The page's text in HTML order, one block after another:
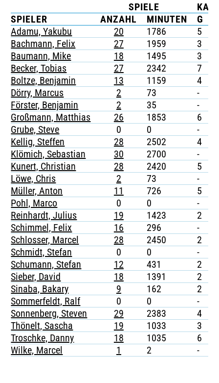
TICKETING
SPIELE
SPIELER
ANZAHL MINUTEN G
Adamu, Yakubu
20 1786 5
Bachmann, Felix
27 1959 3
Baumann, Mike
18 1495 3
Becker, Tobias
27 2342 7
Boltze, Benjamin
13 1159 4
Dörry, Marcus
2 73 -
Förster, Benjamin
2 35 -
Großmann, Matthias
26 1853 6
Grube, Steve
0 0 -
Kellig, Steffen
28 2502 4
Klömich, Sebastian
30 2700 -
Kunert, Christian
28 2420 5
Löwe, Chris
2 73 -
Müller, Anton
11 726 5
Pohl, Marco
0 0 -
Reinhardt, Julius
19 1423 2
Schimmel, Felix
16 296 -
Schlosser, Marcel
28 2450 2
Schmidt, Stefan
0 0 -
Schumann, Stefan
12 431 2
Sieber, David
18 1391 2
Sinaba, Bakary
9 162 2
Sommerfeldt, Ralf
0 0 -
Sonnenberg, Steven
29 2383 4
Thönelt, Sascha
19 1033 3
Troschke, Danny
18 1035 6
Wilke, Marcel
1 2 -